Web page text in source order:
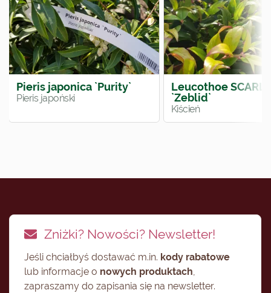
Pieris japonica `Purity`
Pieris japoński
Leucothoe
`Zeblid`
Kiścień
Zniżki? Nowości? Newsletter!
Jeśli chciałbyś dostawać m.in. kody rabatowe
lub informacje o nowych produktach
zapraszamy do zapisania się na newsletter.